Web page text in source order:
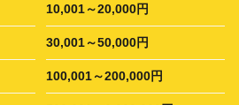
10,001～20,000円
30,001～50,000円
100,001～200,000円